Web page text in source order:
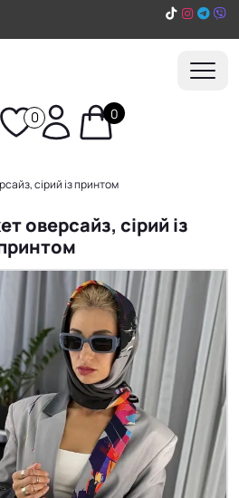
0 0
сірий із принтом
оверсайз, сірий із